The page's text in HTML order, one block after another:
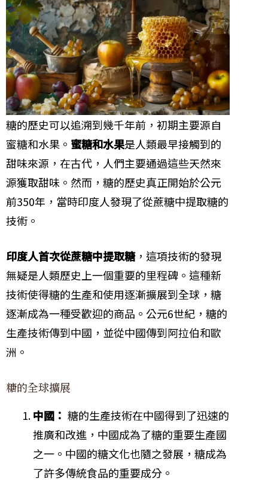
糖的歷史可以追溯到幾千年前，初期主要源自
蜜糖和水果。 蜜糖和水果是人類最早接觸到的
甜味來源，在古代，人們主要通過這些天然來
源獲取甜味。然而，糖的歷史真正開始於公元
前350年，當時印度人發現了從蔗糖中提取糖的
技術。
印度人首次從蔗糖中提取糖，這項技術的發現
無疑是人類歷史上一個重要的里程碑。這種新
技術使得糖的生產和使用逐漸擴展到全球，糖
逐漸成為一種受歡迎的商品。公元6世紀，糖的
生產技術傳到中國，並從中國傳到阿拉伯和歐
洲。
糖的全球擴展
中國： 糖的生產技術在中國得到了迅速的
推廣和改進，中國成為了糖的重要生產國
之一。中國的糖文化也隨之發展，糖成為
了許多傳統食品的重要成分。